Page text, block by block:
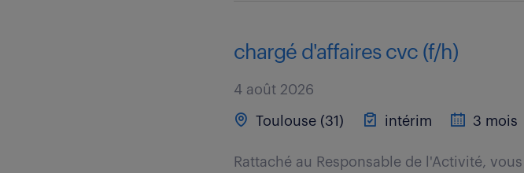
chargé d'affaires cvc (f/h)
4 août 2026
Toulouse (31) intérim 3 mois
Rattaché au Responsable de l'Activité,